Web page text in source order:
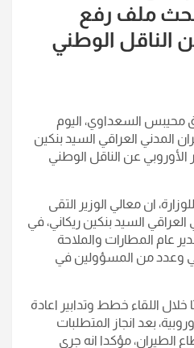
ملف رفع
الناقل الوطني
محيبس السعداوي، اليوم
المدني العراقي السيد بنكين
عن الناقل الوطني
ان معالي الوزير التقى
السيد بنكين ريكاني، في
عام المطارات والملاحة
وعدد من المسؤولين في
خلال اللقاء خطط وتدابير اعادة
بعد انجاز المتطلبات
الطيران، مؤكدا انه جرى